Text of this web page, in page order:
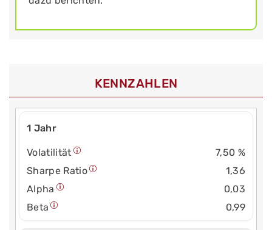
KENNZAHLEN
1 Jahr
Volatilität
7,50 %
Sharpe Ratio
1,36
Alpha
0,03
Beta
0,99